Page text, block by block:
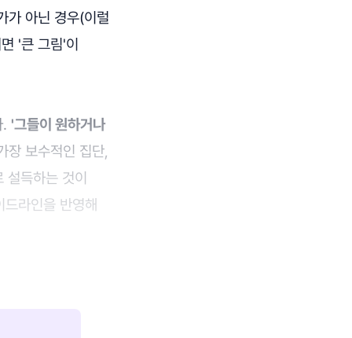
가 아닌 경우(이럴
'큰 그림'이
'그들이 원하거나
장 보수적인 집단,
득하는 것이
라인을 반영해